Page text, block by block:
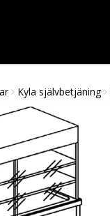
Kyla självbetjäning